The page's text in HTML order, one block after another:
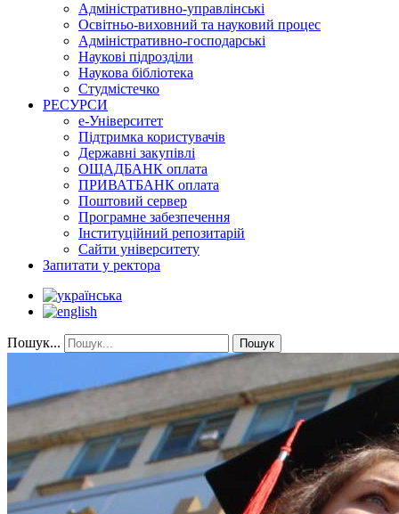
Адміністративно-управлінські
Освітньо-виховний та науковий процес
Адміністративно-господарські
Наукові підрозділи
Наукова бібліотека
Студмістечко
РЕСУРСИ
е-Університет
Підтримка користувачів
Державні закупівлі
ОЩАДБАНК оплата
ПРИВАТБАНК оплата
Поштовий сервер
Програмне забезпечення
Інституційний репозитарій
Сайти університету
Запитати у ректора
Пошук... Пошук